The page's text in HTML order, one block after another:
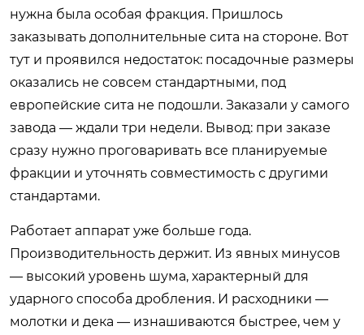
нужна была особая фракция. Пришлось
заказывать дополнительные сита на стороне. Вот
тут и проявился недостаток: посадочные размеры
оказались не совсем стандартными, под
европейские сита не подошли. Заказали у самого
завода — ждали три недели. Вывод: при заказе
сразу нужно проговаривать все планируемые
фракции и уточнять совместимость с другими
стандартами.
Работает аппарат уже больше года.
Производительность держит. Из явных минусов
— высокий уровень шума, характерный для
ударного способа дробления. И расходники —
молотки и дека — изнашиваются быстрее, чем у